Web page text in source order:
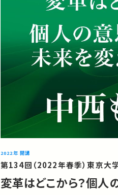
2022年 開講
第134回（2022年春季）東京大
変革はどこから？個